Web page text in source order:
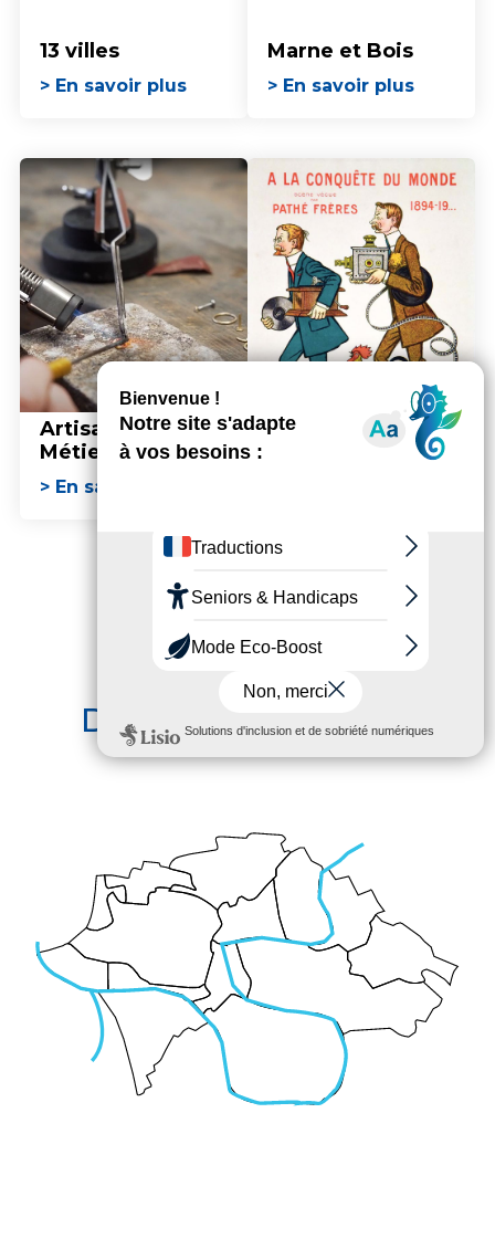
13 villes
> En savoir plus
Marne et Bois
> En savoir plus
Artisanat et
Métiers d'Art
> En savoir plus
Cinéma &
ENTRE PARIS ET
DISNEYLAND PARIS